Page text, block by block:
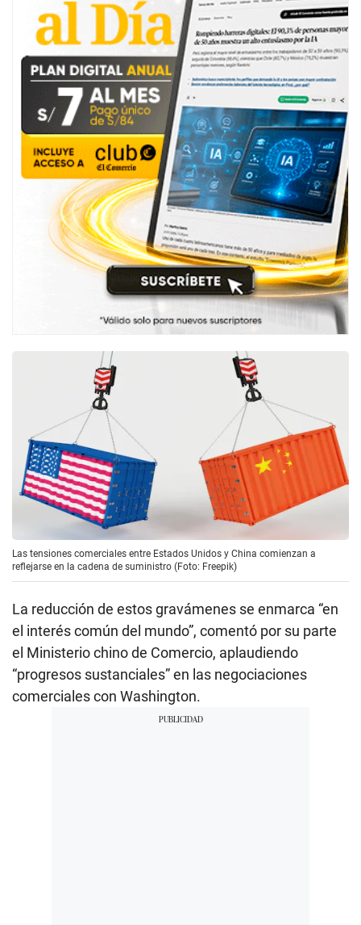
Las tensiones comerciales entre Estados Unidos y China comienzan a
reflejarse en la cadena de suministro (Foto: Freepik)
La reducción de estos gravámenes se enmarca “en
el interés común del mundo”, comentó por su parte
el Ministerio chino de Comercio, aplaudiendo
“progresos sustanciales” en las negociaciones
comerciales con Washington.